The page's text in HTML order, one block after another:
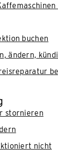
buchen
ändern,
stornieren
nicht